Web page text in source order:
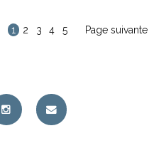
1 2 3 4 5 Page suivante